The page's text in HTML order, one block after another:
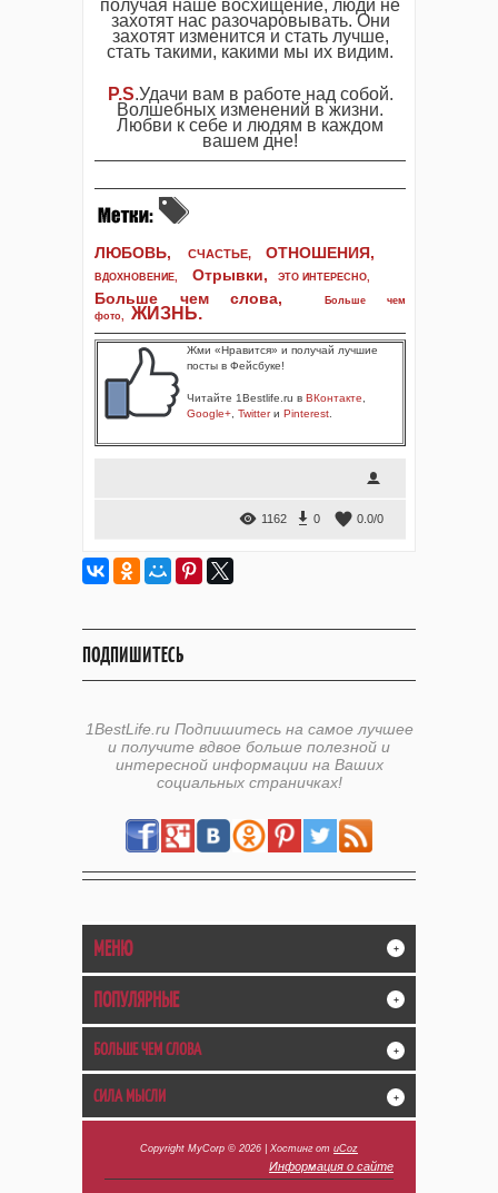
получая наше восхищение, люди не
захотят нас разочаровывать. Они
захотят изменится и стать лучше,
стать такими, какими мы их видим.
P.S.Удачи вам в работе над собой.
Волшебных изменений в жизни.
Любви к себе и людям в каждом
вашем дне!
ЛЮБОВЬ, СЧАСТЬЕ, ОТНОШЕНИЯ,
ВДОХНОВЕНИЕ, Отрывки, ЭТО ИНТЕРЕСНО,
Больше чем слова,
Больше чем
фото, ЖИЗНЬ.
Жми «Нравится» и получай лучшие
посты в Фейсбуке!
Читайте 1Bestlife.ru в ВКонтакте
Google+ Twitterи Pinterest
1162 0 0.0/0
ПОДПИШИТЕСЬ
1BestLife.ru Подпишитесь на самое лучшее
и получите вдвое больше полезной и
интересной информации на Ваших
социальных страничках!
МЕНЮ +
ПОПУЛЯРНЫЕ +
БОЛЬШЕ ЧЕМ СЛОВА +
СИЛА МЫСЛИ +
Copyright MyCorp © 2026 Хостинг от uCoz
Информация о сайте